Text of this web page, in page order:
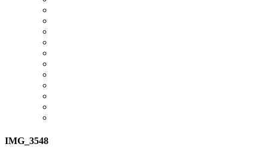
IMG_3548